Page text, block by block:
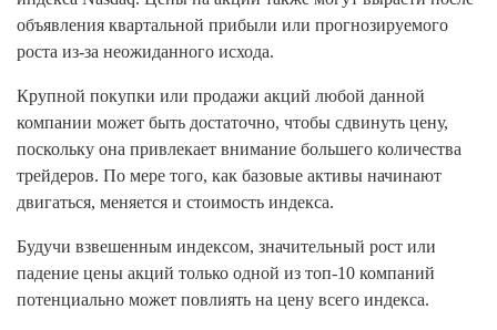
объявления квартальной прибыли или прогнозируемого
роста из-за неожиданного исхода.
Крупной покупки или продажи акций любой данной
компании может быть достаточно, чтобы сдвинуть цену,
поскольку она привлекает внимание большего количества
трейдеров. По мере того, как базовые активы начинают
двигаться, меняется и стоимость индекса.
Будучи взвешенным индексом, значительный рост или
падение цены акций только одной из топ-10 компаний
потенциально может повлиять на цену всего индекса.